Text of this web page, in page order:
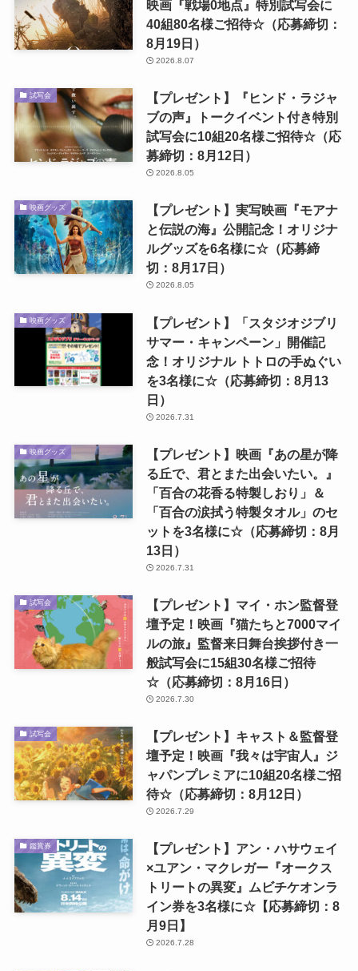
映画『戦場0地点』特別試写会に
40組80名様ご招待☆（応募締切：
8月19日）
2026.8.07
試写会
【プレゼント】『ヒンド・ラジャ
ブの声』トークイベント付き特別
試写会に10組20名様ご招待☆（応
募締切：8月12日）
2026.8.05
映画グッズ
【プレゼント】実写映画『モアナ
と伝説の海』公開記念！オリジナ
ルグッズを6名様に☆（応募締
切：8月17日）
2026.8.05
映画グッズ
【プレゼント】「スタジオジブリ
サマー・キャンペーン」開催記
念！オリジナル トトロの手ぬぐい
を3名様に☆（応募締切：8月13
日）
2026.7.31
映画グッズ
【プレゼント】映画『あの星が降
る丘で、君とまた出会いたい。』
「百合の花香る特製しおり」＆
「百合の涙拭う特製タオル」のセ
ットを3名様に☆（応募締切：8月
13日）
2026.7.31
試写会
【プレゼント】マイ・ホン監督登
壇予定！映画『猫たちと7000マイ
ルの旅』監督来日舞台挨拶付き一
般試写会に15組30名様ご招待
☆（応募締切：8月16日）
2026.7.30
試写会
【プレゼント】キャスト＆監督登
壇予定！映画『我々は宇宙人』ジ
ャパンプレミアに10組20名様ご招
待☆（応募締切：8月12日）
2026.7.29
鑑賞券
【プレゼント】アン・ハサウェイ
×ユアン・マクレガー『オークス
トリートの異変』ムビチケオンラ
イン券を3名様に☆【応募締切：8
月9日】
2026.7.28